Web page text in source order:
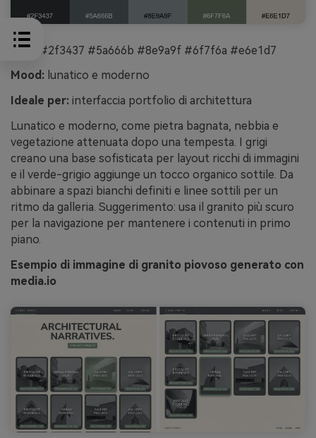
HEX:
#2f3437 #5a666b #8e9a9f #6f7f6a #e6e1d7
Mood: lunatico e moderno
Ideale per: interfaccia portfolio di architettura
Lunatico e moderno, come pietra bagnata, nebbia e
vegetazione attenuata dopo una tempesta. I grigi
creano una base sofisticata per layout ricchi di immagini
e il verde-grigio aggiunge un tocco organico sottile. Da
abbinare a spazi bianchi definiti e linee sottili per un
ritmo da galleria. Suggerimento: usa il granito più scuro
per la navigazione per mantenere i contenuti in primo
piano.
Esempio di immagine di granito piovoso generato con
media.io